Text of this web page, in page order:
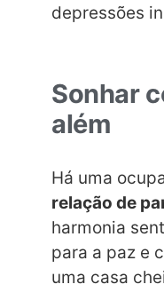
depressões
Sonhar
além
Há uma
relação de
harmonia
para a paz e
uma casa